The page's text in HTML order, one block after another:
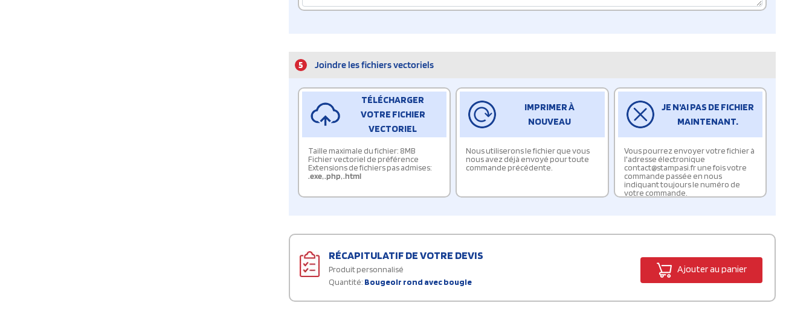
5 Joindre les fichiers vectoriels
TÉLÉCHARGER
VOTRE FICHIER
VECTORIEL
Taille maximale du fichier: 8MB
Fichier vectoriel de préférence
Extensions de fichiers pas admises:
.exe,.php,.html
IMPRIMER À
NOUVEAU
Nous utiliserons le fichier que vous
nous avez déjà envoyé pour toute
commande précédente.
JE N'AI PAS DE FICHIER
MAINTENANT.
Vous pourrez envoyer votre fichier à
l'adresse électronique
contact@stampasi.fr une fois votre
commande passée en nous
indiquant toujours le numéro de
votre commande.
RÉCAPITULATIF DE VOTRE DEVIS
Produit personnalisé
Quantité: Bougeoir rond avec bougie
Ajouter au panier